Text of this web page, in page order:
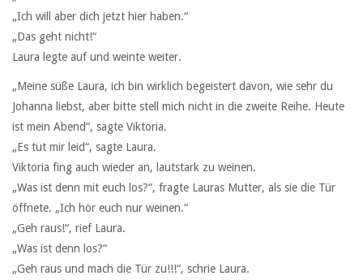
„Ich will aber dich jetzt hier haben.“
„Das geht nicht!“
Laura legte auf und weinte weiter.
„Meine süße Laura, ich bin wirklich begeistert davon, wie sehr du
Johanna liebst, aber bitte stell mich nicht in die zweite Reihe. Heute
ist mein Abend“, sagte Viktoria.
„Es tut mir leid“, sagte Laura.
Viktoria fing auch wieder an, lautstark zu weinen.
„Was ist denn mit euch los?“, fragte Lauras Mutter, als sie die Tür
öffnete. „Ich hör euch nur weinen.“
„Geh raus!“, rief Laura.
„Was ist denn los?“
„Geh raus und mach die Tür zu!!!“, schrie Laura.